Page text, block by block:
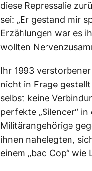
diese Repressalie
sei: „Er gestand mir
Erzählungen war es
wollten
Ihr 1993
nicht in Frage
selbst keine
perfekte „Silencer“
Militärangehörige
ihnen nahelegten,
einem „bad Cop“ wie